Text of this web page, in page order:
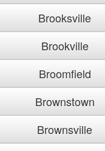
Brooksville
Brookville
Broomfield
Brownstown
Brownsville